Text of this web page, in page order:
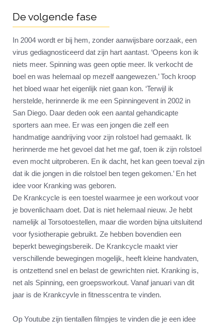
De volgende fase
In 2004 wordt er bij hem, zonder aanwijsbare oorzaak, een
virus gediagnosticeerd dat zijn hart aantast. ‘Opeens kon ik
niets meer. Spinning was geen optie meer. Ik verkocht de
boel en was helemaal op mezelf aangewezen.’ Toch kroop
het bloed waar het eigenlijk niet gaan kon. ‘Terwijl ik
herstelde, herinnerde ik me een Spinningevent in 2002 in
San Diego. Daar deden ook een aantal gehandicapte
sporters aan mee. Er was een jongen die zelf een
handmatige aandrijving voor zijn rolstoel had gemaakt. Ik
herinnerde me het gevoel dat het me gaf, toen ik zijn rolstoel
even mocht uitproberen. En ik dacht, het kan geen toeval zijn
dat ik die jongen in die rolstoel ben tegen gekomen.’ En het
idee voor Kranking was geboren.
De Krankcycle is een toestel waarmee je een workout voor
je bovenlichaam doet. Dat is niet helemaal nieuw. Je hebt
namelijk al Torsotoestellen, maar die worden bijna uitsluitend
voor fysiotherapie gebruikt. Ze hebben bovendien een
beperkt bewegingsbereik. De Krankcycle maakt vier
verschillende bewegingen mogelijk, heeft kleine handvaten,
is ontzettend snel en belast de gewrichten niet. Kranking is,
net als Spinning, een groepsworkout. Vanaf januari van dit
jaar is de Krankcyvle in fitnesscentra te vinden.
Op Youtube zijn tientallen filmpjes te vinden die je een idee